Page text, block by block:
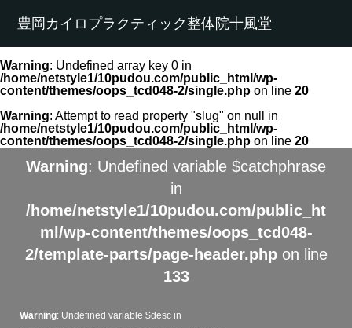
豊岡カイロプラクティック整体院十風堂
Warning: Undefined array key 0 in
/home/netstyle1/10pudou.com/public_html/wp-
content/themes/oops_tcd048-2/single.php on line 20
Warning: Attempt to read property "slug" on null in
/home/netstyle1/10pudou.com/public_html/wp-
content/themes/oops_tcd048-2/single.php on line 20
Warning: Undefined variable $catchphrase
in
/home/netstyle1/10pudou.com/public_ht
ml/wp-content/themes/oops_tcd048-
2/template-parts/page-header.phpon line
133
Warning: Undefined variable $desc in